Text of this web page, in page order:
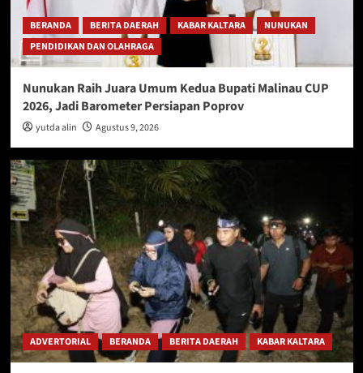
BERANDA BERITA DAERAH KABAR KALTARA
NUNUKAN
PENDIDIKAN DAN OLAHRAGA
Nunukan Raih Juara Umum Kedua Bupati Malinau CUP
2026, Jadi Barometer Persiapan Poprov
yutda alin Agustus 9, 2026
ADVERTORIAL BERANDA BERITA DAERAH KABAR KALTARA